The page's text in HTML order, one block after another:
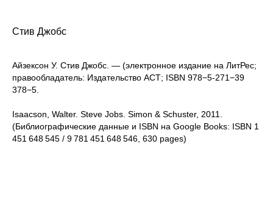
Стив Джобс
Айзексон У. Стив Джобс. — (электронное издание на ЛитРес;
правообладатель: Издательство АСТ; ISBN 978−5-271−39
378−5.
Isaacson, Walter. Steve Jobs. Simon & Schuster, 2011.
(Библиографические данные и ISBN на Google Books: ISBN 1
451 648 545 / 9 781 451 648 546, 630 pages)